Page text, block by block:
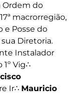
Ordem do
macrorregião,
e Posse do
sua Diretoria.
Instalador
1º Vig∴
Ir∴ Mauricio